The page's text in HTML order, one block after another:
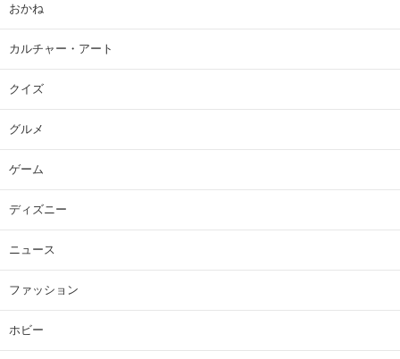
おかね
カルチャー・アート
クイズ
グルメ
ゲーム
ディズニー
ニュース
ファッション
ホビー